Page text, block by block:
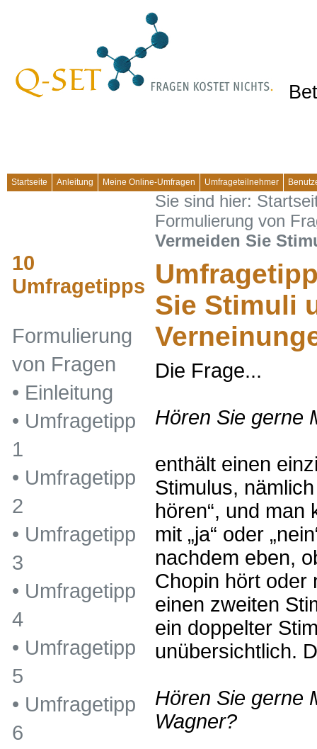
Startseite Anleitung Meine Online-Umfragen Umfrageteilnehmer
Sie sind hier:
Formulierung von
Vermeiden Sie
Sie Stimuli
Die Frage...
Hören Sie gerne
enthält einen
Stimulus,
hören“, und man
mit „ja“ oder
nachdem eben,
Chopin hört oder
einen zweiten
ein doppelter
unübersichtlich.
Hören Sie gerne
Wagner?
10
Umfragetipps
Formulierung
von Fragen
• Einleitung
• Umfragetipp
1
• Umfragetipp
2
• Umfragetipp
3
• Umfragetipp
4
• Umfragetipp
5
• Umfragetipp
6